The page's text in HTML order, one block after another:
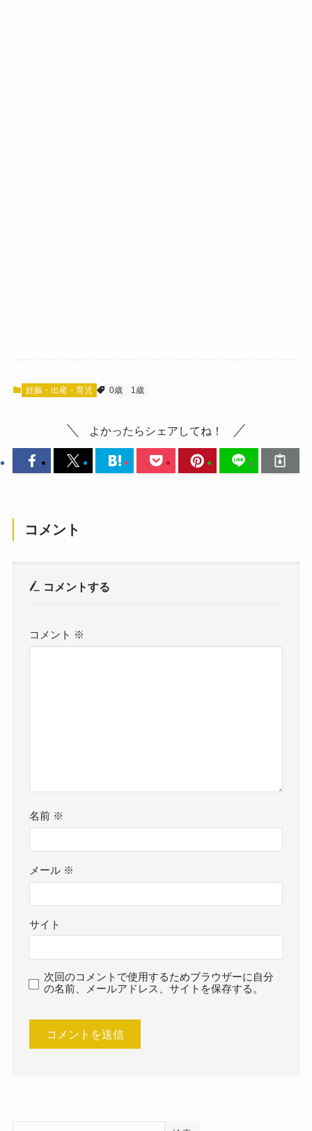
妊娠・出産・育児 0歳 1歳
よかったらシェアしてね！
コメント
コメントする
コメント ※
名前 ※
メール ※
サイト
次回のコメントで使用するためブラウザーに自分
の名前、メールアドレス、サイトを保存する。